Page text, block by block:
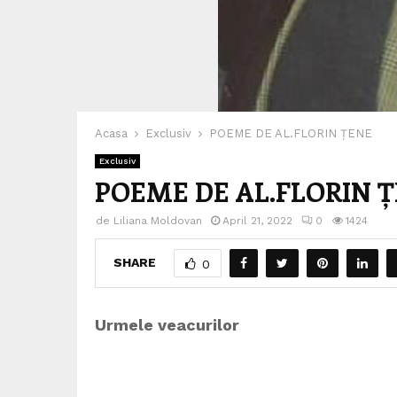
Acasa Exclusiv POEME DE AL.FLORIN ȚENE
Exclusiv
POEME DE AL.FLORIN
de Liliana Moldovan April 21, 2022 0 1424
SHARE 0
Urmele veacurilor